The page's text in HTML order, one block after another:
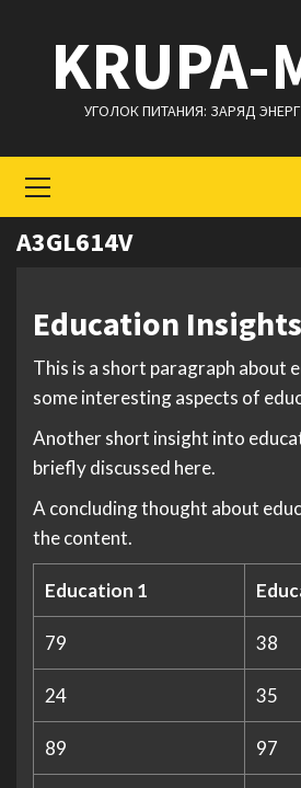
содержимому
KRUPA-
УГОЛОК ПИТАНИЯ: ЗАРЯД
меню
A3GL614V
Education Insights
This is a short paragraph about
some interesting aspects of
Another short insight into
briefly discussed here.
A concluding thought about
the content.
Education 1
79 38
24 35
89 97